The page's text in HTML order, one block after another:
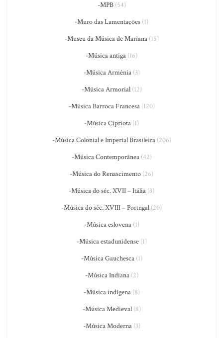
-MPB(54)
-Muro das Lamentações (1)
-Museu da Música de Mariana(15)
-Música antiga (16)
-Música Armênia(3)
-Música Armorial(12)
-Música Barroca Francesa(120)
-Música Cipriota (1)
-Música Colonial e Imperial Brasileira(206)
-Música Contemporânea(42)
-Música do Renascimento (26)
-Música do séc. XVII – Itália (3)
-Música do séc. XVIII – Portugal (20)
-Música eslovena(1)
-Música estadunidense(1)
-Música Gauchesca(1)
-Música Indiana(2)
-Música indígena(8)
-Música Medieval(8)
-Música Moderna(3)